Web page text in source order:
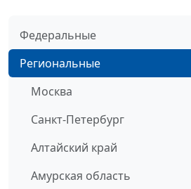
Федеральные
Региональные
Москва
Санкт-Петербург
Алтайский край
Амурская область